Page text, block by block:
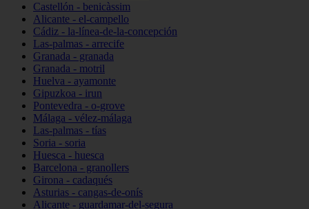
Castellón - benicàssim
Alicante - el-campello
Cádiz - la-línea-de-la-concepción
Las-palmas - arrecife
Granada - granada
Granada - motril
Huelva - ayamonte
Gipuzkoa - irun
Pontevedra - o-grove
Málaga - vélez-málaga
Las-palmas - tías
Soria - soria
Huesca - huesca
Barcelona - granollers
Girona - cadaqués
Asturias - cangas-de-onís
Alicante - guardamar-del-segura